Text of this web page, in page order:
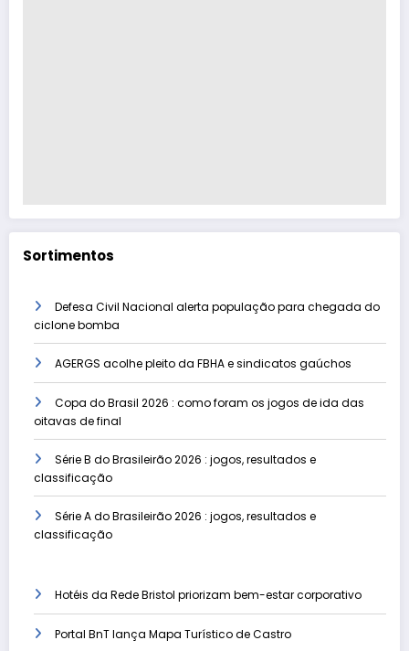
Sortimentos
Defesa Civil Nacional alerta população para chegada do
ciclone bomba
AGERGS acolhe pleito da FBHA e sindicatos gaúchos
Copa do Brasil 2026 : como foram os jogos de ida das
oitavas de final
Série B do Brasileirão 2026 : jogos, resultados e
classificação
Série A do Brasileirão 2026 : jogos, resultados e
classificação
Hotéis da Rede Bristol priorizam bem-estar corporativo
Portal BnT lança Mapa Turístico de Castro